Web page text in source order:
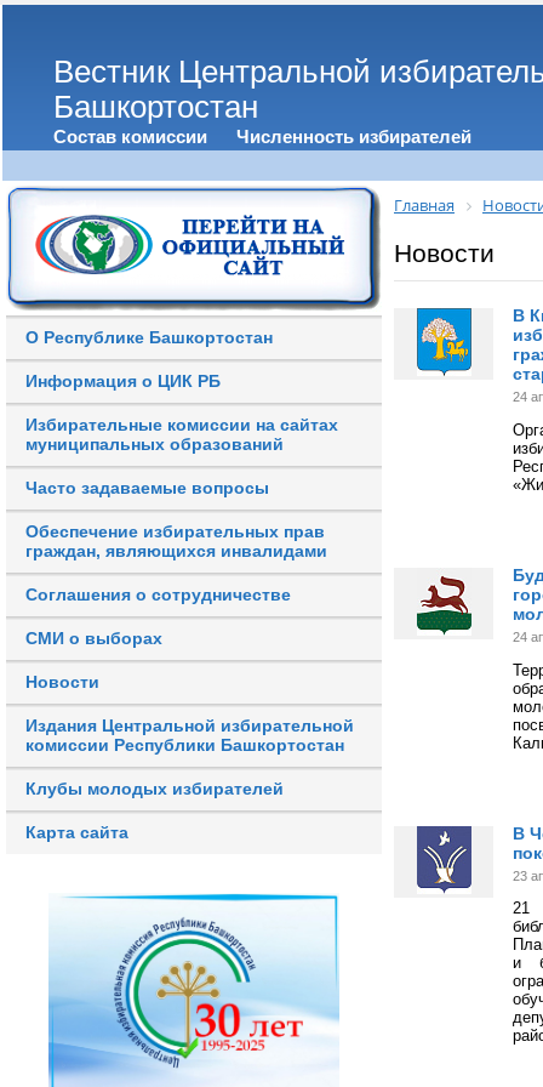
Вестник Центральной
Башкортостан
Состав комиссии Численность избирателей
О Республике Башкортостан
Информация о ЦИК РБ
Избирательные комиссии на сайтах
муниципальных образований
Часто задаваемые вопросы
Обеспечение избирательных прав
граждан, являющихся инвалидами
Соглашения о сотрудничестве
СМИ о выборах
Новости
Издания Центральной избирательной
комиссии Республики Башкортостан
Клубы молодых избирателей
Карта сайта
Главная
Новости
В
24
24
В
23
21
и